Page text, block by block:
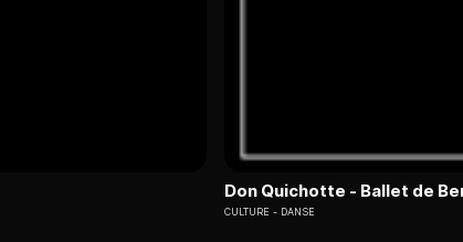
Don Quichotte - Ballet de
CULTURE DANSE